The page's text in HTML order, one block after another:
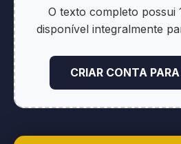
Art. 2° Cumpre à
órgãos das respectivas
administrações
de sua competência,
O texto completo possui
disponível integralmente
CRIAR CONTA